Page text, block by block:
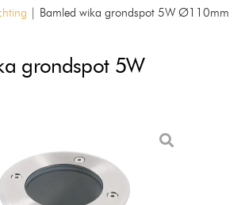
| Bamled wika grondspot 5W Ø110mm
grondspot 5W